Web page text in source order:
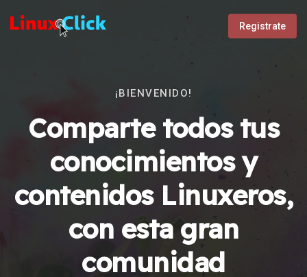
Registrate
¡BIENVENIDO!
Comparte todos tus
conocimientos y
contenidos Linuxeros,
con esta gran
comunidad